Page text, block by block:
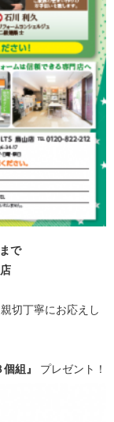
で
切丁寧にお応えし
組』 プレゼント！